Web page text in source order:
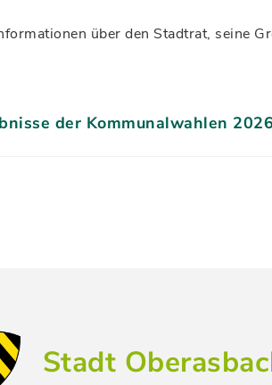
über den Stadtrat, seine
der Kommunalwahlen 2026
Stadt